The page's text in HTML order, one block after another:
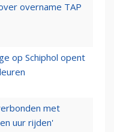
overname TAP
op Schiphol opent
met
uur rijden'